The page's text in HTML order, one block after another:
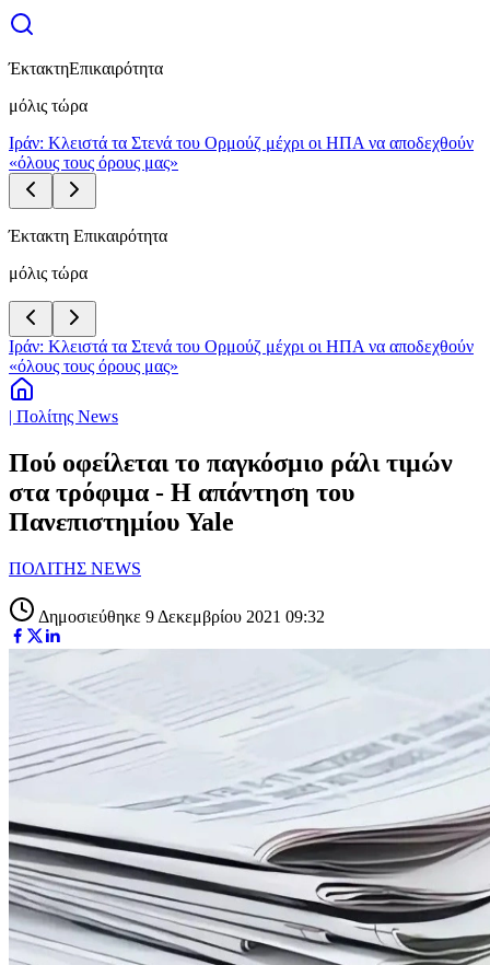
ΈκτακτηΕπικαιρότητα
μόλις τώρα
Ιράν: Κλειστά τα Στενά του Ορμούζ μέχρι οι ΗΠΑ να αποδεχθούν
«όλους τους όρους μας»
Έκτακτη Επικαιρότητα
μόλις τώρα
Ιράν: Κλειστά τα Στενά του Ορμούζ μέχρι οι ΗΠΑ να αποδεχθούν
«όλους τους όρους μας»
| Πολίτης News
Πού οφείλεται το παγκόσμιο ράλι τιμών
στα τρόφιμα - Η απάντηση του
Πανεπιστημίου Yale
ΠΟΛΙΤΗΣ NEWS
Δημοσιεύθηκε 9 Δεκεμβρίου 2021 09:32